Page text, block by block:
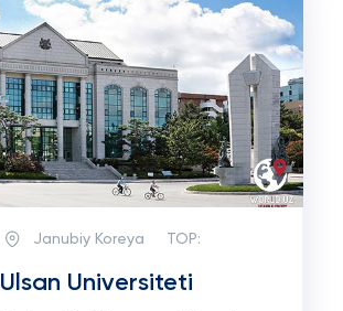
Janubiy Koreya TOP:
Ulsan Universiteti